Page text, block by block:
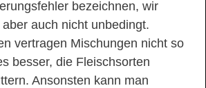
bezeichnen, wir
auch nicht unbedingt.
vertragen Mischungen nicht so
besser, die Fleischsorten
Ansonsten kann man